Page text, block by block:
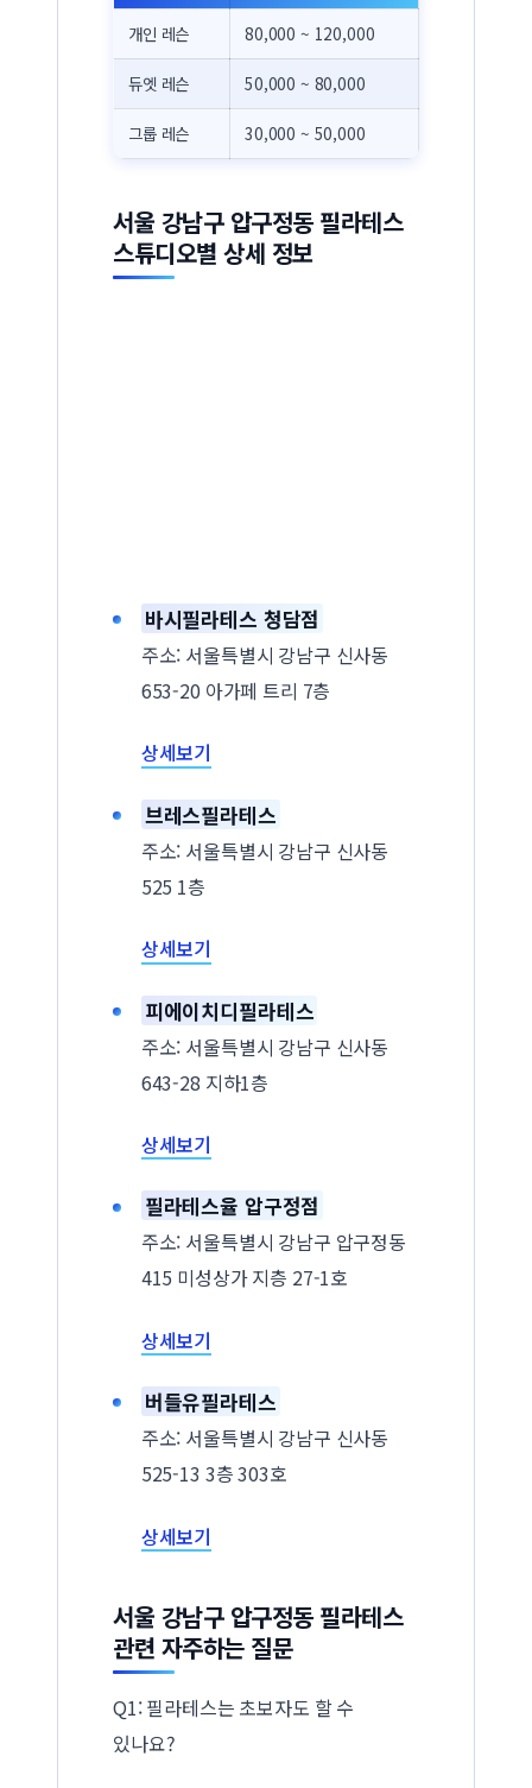
개인 레슨 80,000 ~ 120,000
듀엣 레슨 50,000 ~ 80,000
그룹 레슨 30,000 ~ 50,000
서울 강남구 압구정동 필라테스
스튜디오별 상세 정보
바시필라테스 청담점
주소: 서울특별시 강남구 신사동
653-20 아가페 트리 7층
상세보기
브레스필라테스
주소: 서울특별시 강남구 신사동
525 1층
상세보기
피에이치디필라테스
주소: 서울특별시 강남구 신사동
643-28 지하1층
상세보기
필라테스율 압구정점
주소: 서울특별시 강남구 압구정동
415 미성상가 지층 27-1호
상세보기
버들유필라테스
주소: 서울특별시 강남구 신사동
525-13 3층 303호
상세보기
서울 강남구 압구정동 필라테스
관련 자주하는 질문
Q1: 필라테스는 초보자도 할 수
있나요?